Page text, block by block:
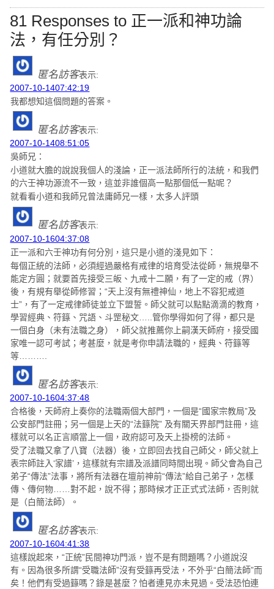
81 Responses to 正一派和神功論
法，有任分別？
匿名訪客表示:
2007-10-1407:42:19
我都想知這個問題的答案。
匿名訪客表示:
2007-10-1408:51:05
吳師兄：
小道就大膽的說說我個人的淺論，正一派法師所行的法統，和我們
的六壬神功源流不一致，這並非誰個高一點那個低一點呢？
就看看小道和我師兄曾法庸師兄一樣，太多人評頭
匿名訪客表示:
2007-10-1604:37:08
正一派和六壬神功有何分別，這只是小道的淺見如下：
每個正統的法師，必須經過嚴格有戒律的培育受法從師，無規舉不
能定方圓；就要首先接受三皈、九戒十二願，有了一定的戒（界）
後，有規有舉從師修習；“天上沒有無禮神仙，地上不容犯戒道
士”，有了一定戒律師徒並立下盟誓。師父就可以點點滴滴的教育，
學習經典、符籙、咒語、斗罡秘文…..管你學得如何了得，都只是
一個白身（未有法職之身），師父就推薦你上嗣漢天師府，接受國
家唯一認可考試；考甚麼，就是考你申請法職的，經典、符籙等
等……….
匿名訪客表示:
2007-10-1604:37:48
合格後，天師府上奏你的法職兩個大部門，一個是“國家宗教局”及
公安部門註冊；另一個是上天的“法籙院” 及有關天界部門註冊，這
樣就可以名正言順當上一個，政府認可及天上掛榜的法師。
受了法職又拿了八寶（法器）後，立即回去找自己師父，師父就上
表宗師註入‘家譜’，這樣就有宗譜及派譜同時間出現。師父會為自己
弟子“傳法”法事，將所有法器在壇前神前“傳法”給自己弟子，怎樣
傳、傳何物……對不起，說不得；那時候才正正式式法師，否則就
是（白簡法師）。
匿名訪客表示:
2007-10-1604:41:38
這樣說起來，“正統”民間神功門派，豈不是有問題嗎？小道說沒
有。因為很多所謂“受職法師”沒有受籙再受法，不外乎“白簡法師”而
矣！他們有受過籙嗎？錄是甚麼？怕者連見亦未見過。受法恐怕連